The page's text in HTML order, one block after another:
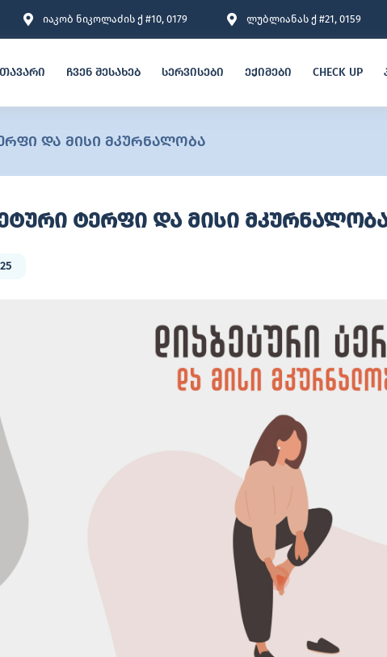
იაკობ ნიკოლაძის ქ #10, 0179 ლუბლიანას ქ #21, 0159
ჩვენ შესახებ სერვისები ექიმები CHECK UP
და მისი მკურნალობა
ტერფი და მისი